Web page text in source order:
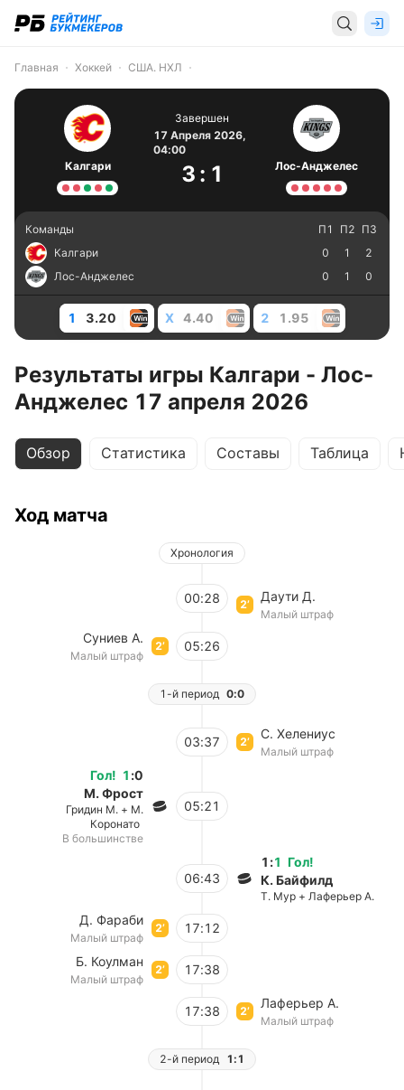
Главная Хоккей США. НХЛ
Калгари
Завершен
17 Апреля 2026,
04:00
3 : 1 Лос-Анджелес
Команды П1 П2 П3
Калгари
0 1
2
Лос-Анджелес
0 1 0
1 3.20 X 4.40 2 1.95
Результаты игры Калгари - Лос-
Анджелес 17 апреля 2026
Обзор Статистика Составы Таблица
Ход матча
Хронология
00:28 2’
Даути Д.
Малый штраф
2’
Суниев А.
Малый штраф
05:26
1-й период 0:0
03:37 2’
С. Хелениус
Малый штраф
Гол! 1 :0
М. Фрост
Гридин М. + М.
Коронато
В большинстве
05:21
06:43
Гол!
1 :1
К. Байфилд
Т. Мур + Лаферьер А.
2’
Д. Фараби
Малый штраф
17:12
2’
Б. Коулман
Малый штраф
17:38
17:38 2’
Лаферьер А.
Малый штраф
2-й период 1:1